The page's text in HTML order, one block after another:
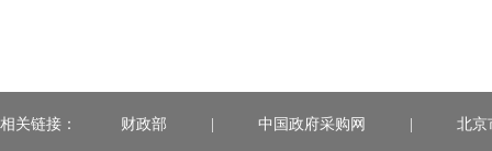
相关链接： 财政部 | 中国政府采购网 | 北京